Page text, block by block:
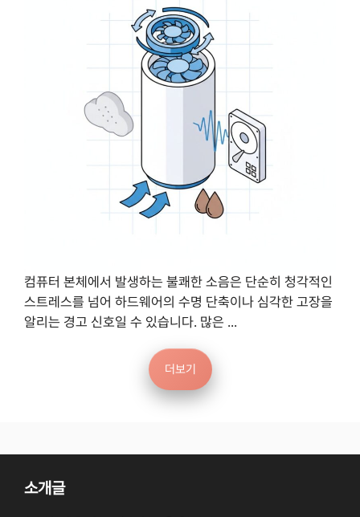
컴퓨터 본체에서 발생하는 불쾌한 소음은 단순히 청각적인
스트레스를 넘어 하드웨어의 수명 단축이나 심각한 고장을
알리는 경고 신호일 수 있습니다. 많은 ...
더보기
소개글